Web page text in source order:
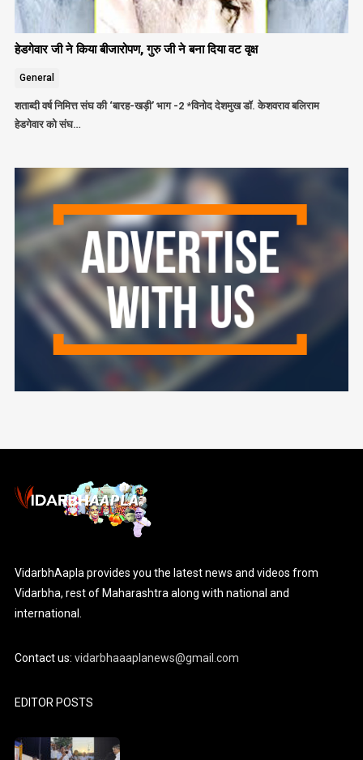
हेडगेवार जी ने किया बीजारोपण, गुरु जी ने बना दिया वट वृक्ष
General
शताब्दी वर्ष निमित्त संघ की ‘बारह-खड़ी’ भाग -2 *विनोद देशमुख डॉ. केशवराव बलिराम
हेडगेवार को संघ…
VidarbhAapla provides you the latest news and videos from
Vidarbha, rest of Maharashtra along with national and
international.
Contact us:vidarbhaaaplanews@gmail.com
EDITOR POSTS